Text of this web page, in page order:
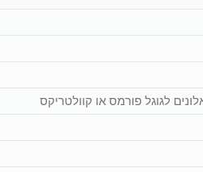
לגוגל פורמס או קוולטריקס